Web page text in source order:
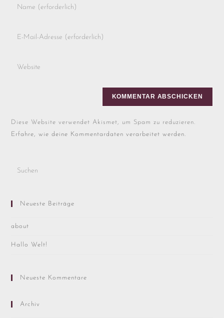
Diese Website verwendet Akismet, um Spam zu reduzieren.
Erfahre, wie deine Kommentardaten verarbeitet werden.
Neueste Beiträge
about
Hallo Welt!
Neueste Kommentare
Archiv